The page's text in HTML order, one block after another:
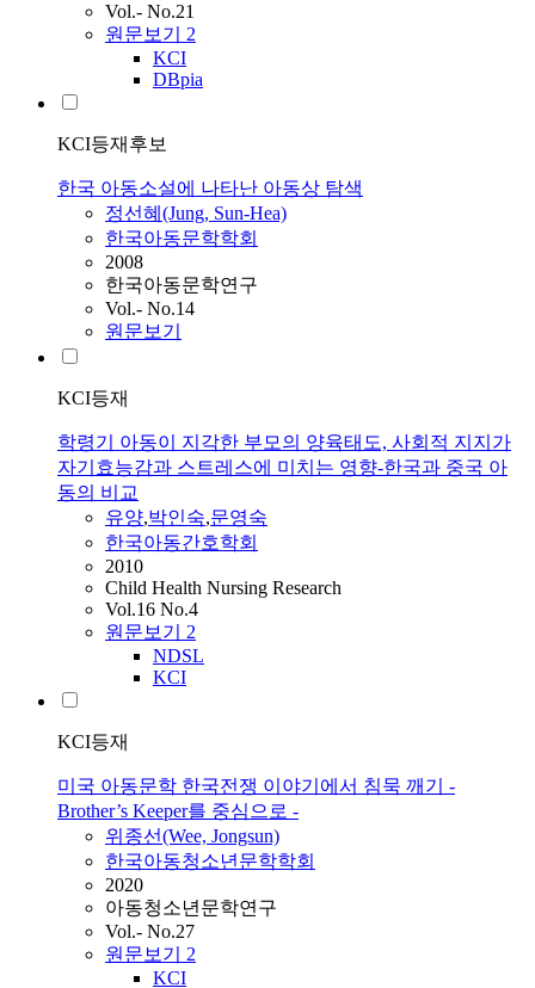
Vol.- No.21
원문보기 2
KCI
DBpia
KCI등재후보
한국 아동소설에 나타난 아동상 탐색
정선혜(Jung, Sun-Hea)
한국아동문학학회
2008
한국아동문학연구
Vol.- No.14
원문보기
KCI등재
학령기 아동이 지각한 부모의 양육태도, 사회적 지지가
자기효능감과 스트레스에 미치는 영향-한국과 중국 아
동의 비교
유양,박인숙,문영숙
한국아동간호학회
2010
Child Health Nursing Research
Vol.16 No.4
원문보기 2
NDSL
KCI
KCI등재
미국 아동문학 한국전쟁 이야기에서 침묵 깨기 -
Brother’s Keeper를 중심으로 -
위종선(Wee, Jongsun)
한국아동청소년문학학회
2020
아동청소년문학연구
Vol.- No.27
원문보기 2
KCI